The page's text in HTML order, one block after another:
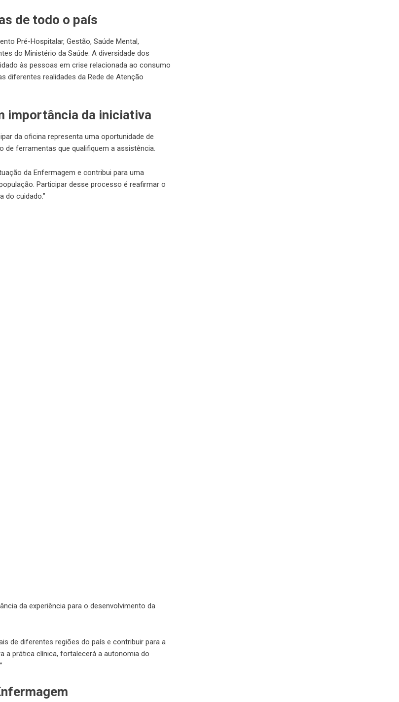
de todo o país
Pré-Hospitalar, Gestão, Saúde Mental,
do Ministério da Saúde. A diversidade dos
às pessoas em crise relacionada ao consumo
diferentes realidades da Rede de Atenção
importância da iniciativa
da oficina representa uma oportunidade de
ferramentas que qualifiquem a assistência.
da Enfermagem e contribui para uma
Participar desse processo é reafirmar o
do cuidado.”
da experiência para o desenvolvimento da
de diferentes regiões do país e contribuir para a
a prática clínica, fortalecerá a autonomia do